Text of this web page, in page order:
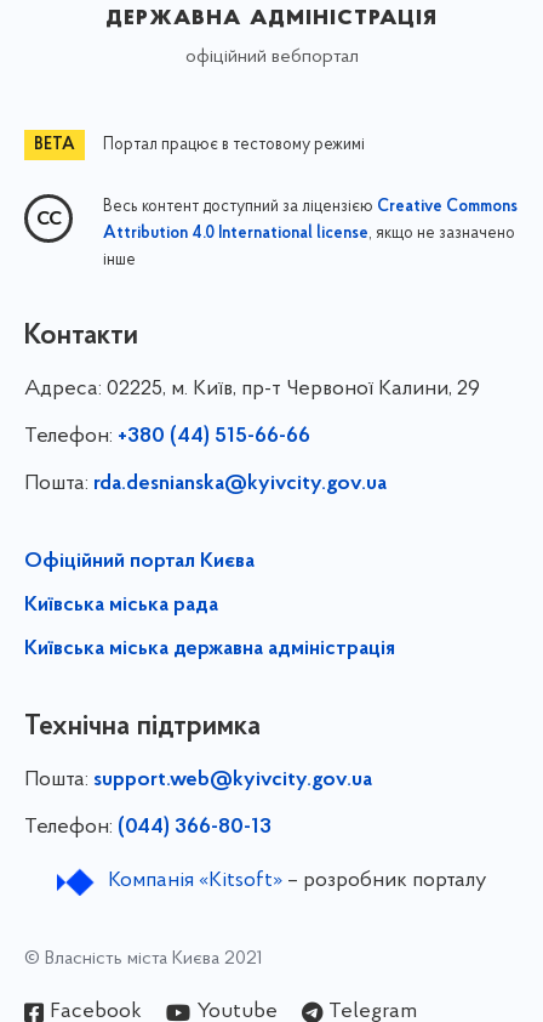
державна адміністрація
офіційний вебпортал
Портал працює в тестовому режимі
Весь контент доступний за ліцензією Creative Commons
Attribution 4.0 International license, якщо не зазначено
інше
Контакти
Адреса: 02225, м. Київ, пр-т Червоної Калини, 29
Телефон: +380 (44) 515-66-66
Пошта: rda.desnianska@kyivcity.gov.ua
Офіційний портал Києва
Київська міська рада
Київська міська державна адміністрація
Технічна підтримка
Пошта: support.web@kyivcity.gov.ua
Телефон: (044) 366-80-13
Компанія «Kitsoft»– розробник порталу
© Власність міста Києва 2021
Facebook Youtube Telegram